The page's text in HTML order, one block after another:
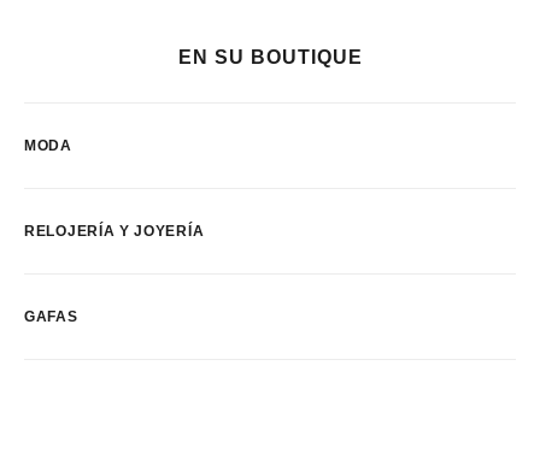
EN SU BOUTIQUE
MODA
RELOJERÍA Y JOYERÍA
GAFAS